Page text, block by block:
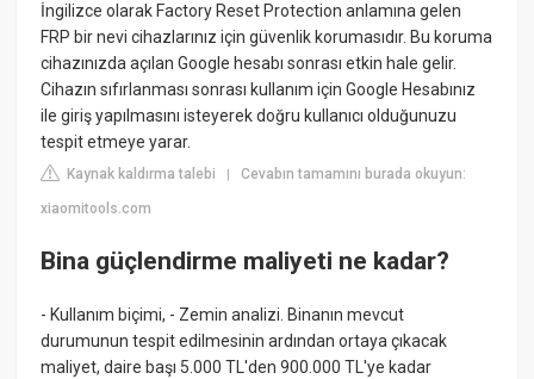
İngilizce olarak Factory Reset Protection anlamına gelen
FRP bir nevi cihazlarınız için güvenlik korumasıdır. Bu koruma
cihazınızda açılan Google hesabı sonrası etkin hale gelir.
Cihazın sıfırlanması sonrası kullanım için Google Hesabınız
ile giriş yapılmasını isteyerek doğru kullanıcı olduğunuzu
tespit etmeye yarar.
Kaynak kaldırma talebi |Cevabın tamamını burada okuyun:
xiaomitools.com
Bina güçlendirme maliyeti ne kadar?
- Kullanım biçimi, - Zemin analizi. Binanın mevcut
durumunun tespit edilmesinin ardından ortaya çıkacak
maliyet, daire başı 5.000 TL'den 900.000 TL'ye kadar